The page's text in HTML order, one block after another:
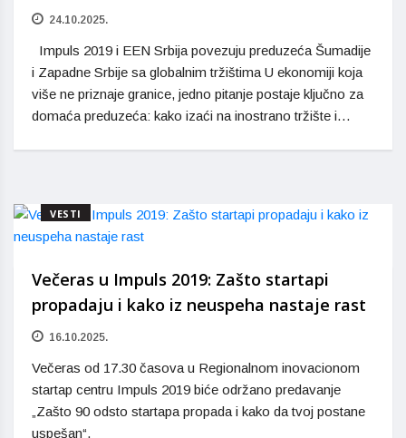
24.10.2025.
Impuls 2019 i EEN Srbija povezuju preduzeća Šumadije
i Zapadne Srbije sa globalnim tržištima U ekonomiji koja
više ne priznaje granice, jedno pitanje postaje ključno za
domaća preduzeća: kako izaći na inostrano tržište i…
VESTI
Večeras u Impuls 2019: Zašto startapi
propadaju i kako iz neuspeha nastaje rast
16.10.2025.
Večeras od 17.30 časova u Regionalnom inovacionom
startap centru Impuls 2019 biće održano predavanje
„Zašto 90 odsto startapa propada i kako da tvoj postane
uspešan“.